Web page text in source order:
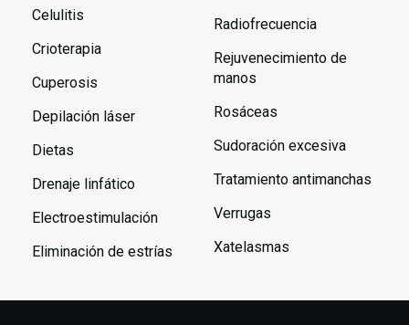
Celulitis
Crioterapia
Cuperosis
Depilación láser
Dietas
Drenaje linfático
Electroestimulación
Eliminación de estrías
Radiofrecuencia
Rejuvenecimiento de
manos
Rosáceas
Sudoración excesiva
Tratamiento antimanchas
Verrugas
Xatelasmas